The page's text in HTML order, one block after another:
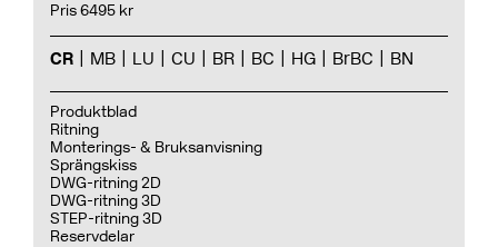
Pris 6495 kr
CR MB LU CU BR BC HG BrBC BN
Produktblad
Ritning
Monterings- & Bruksanvisning
Sprängskiss
DWG-ritning 2D
DWG-ritning 3D
STEP-ritning 3D
Reservdelar